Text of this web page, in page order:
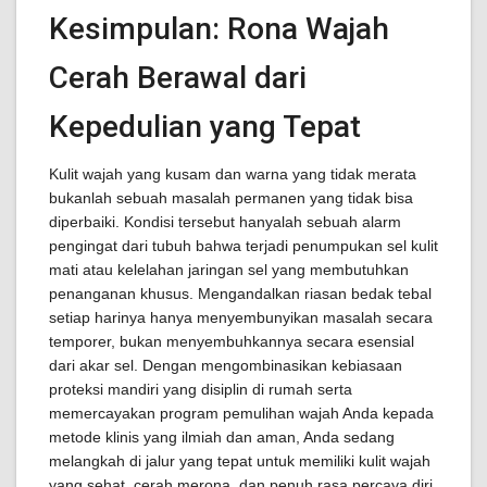
Kesimpulan: Rona Wajah
Cerah Berawal dari
Kepedulian yang Tepat
Kulit wajah yang kusam dan warna yang tidak merata
bukanlah sebuah masalah permanen yang tidak bisa
diperbaiki. Kondisi tersebut hanyalah sebuah alarm
pengingat dari tubuh bahwa terjadi penumpukan sel kulit
mati atau kelelahan jaringan sel yang membutuhkan
penanganan khusus. Mengandalkan riasan bedak tebal
setiap harinya hanya menyembunyikan masalah secara
temporer, bukan menyembuhkannya secara esensial
dari akar sel. Dengan mengombinasikan kebiasaan
proteksi mandiri yang disiplin di rumah serta
memercayakan program pemulihan wajah Anda kepada
metode klinis yang ilmiah dan aman, Anda sedang
melangkah di jalur yang tepat untuk memiliki kulit wajah